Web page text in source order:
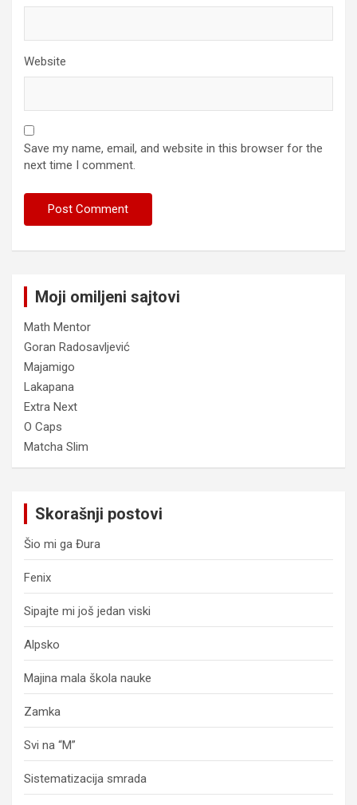
Website
Save my name, email, and website in this browser for the
next time I comment.
Moji omiljeni sajtovi
Math Mentor
Goran Radosavljević
Majamigo
Lakapana
Extra Next
O Caps
Matcha Slim
Skorašnji postovi
Šio mi ga Đura
Fenix
Sipajte mi još jedan viski
Alpsko
Majina mala škola nauke
Zamka
Svi na “M”
Sistematizacija smrada